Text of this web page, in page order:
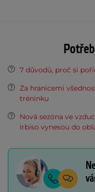
7 důvodů, proč si
Za hranicemi
tréninku
Nová sezóna ve
Irbiso vynesou do